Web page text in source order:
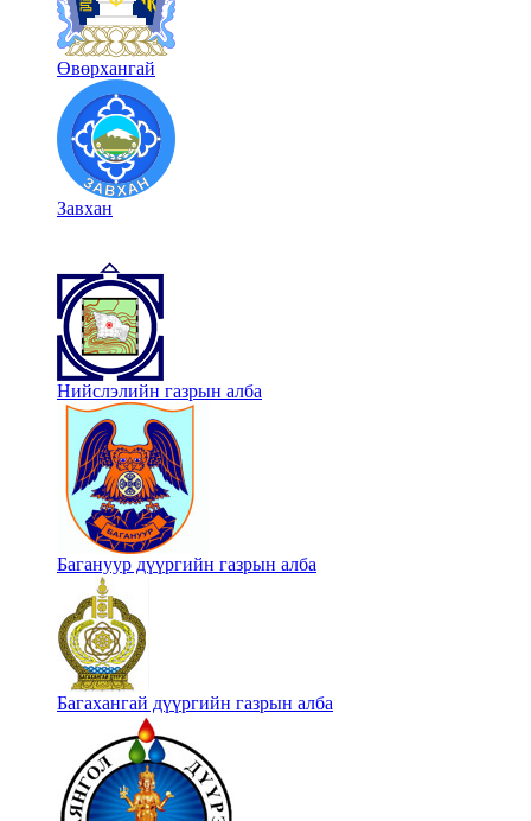
Өвөрхангай
Завхан
Нийслэлийн газрын алба
Багануур дүүргийн газрын алба
Багахангай дүүргийн газрын алба